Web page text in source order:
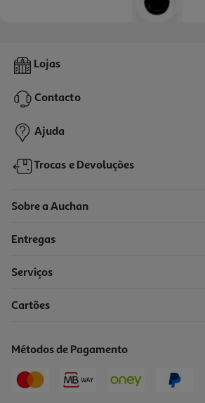
Máquina Lavar Roupa Qilive Q.6543 - Branco
219,99 €
Lojas
Contacto
Ajuda
Trocas e Devoluções
Sobre a Auchan
Entregas
Serviços
Cartões
Métodos de Pagamento